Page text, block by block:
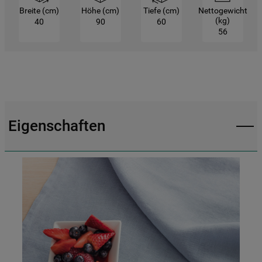
Breite (cm)
40
Höhe (cm)
90
Tiefe (cm)
60
Nettogewicht
(kg)
56
Eigenschaften